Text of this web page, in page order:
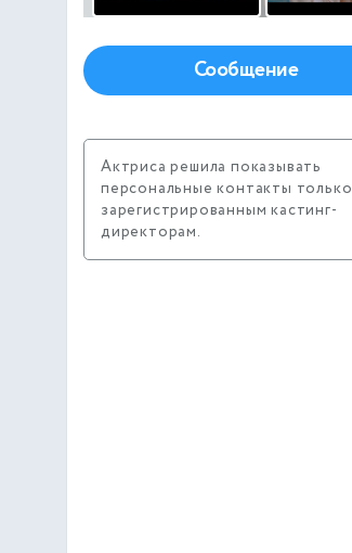
Сообщение
Актриса решила показывать
персональные контакты только
зарегистрированным кастинг-
директорам.